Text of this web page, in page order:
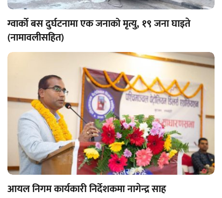
ग्वार्को बस दुर्घटनामा एक जनाको मृत्यु, १९ जना घाइते
(नामावलीसहित)
आयल निगम कार्यकारी निर्देशकमा नागेन्द्र साह